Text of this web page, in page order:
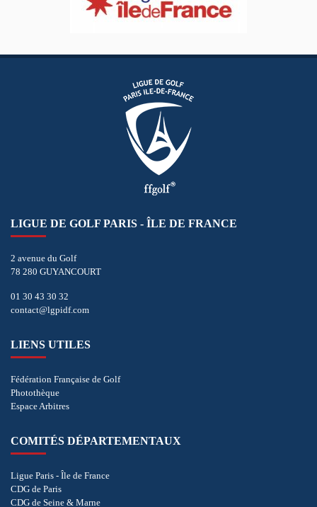
LIGUE DE GOLF PARIS - ÎLE DE FRANCE
2 avenue du Golf
78 280 GUYANCOURT
01 30 43 30 32
contact@lgpidf.com
LIENS UTILES
Fédération Française de Golf
Photothèque
Espace Arbitres
COMITÉS DÉPARTEMENTAUX
Ligue Paris - Île de France
CDG de Paris
CDG de Seine & Marne